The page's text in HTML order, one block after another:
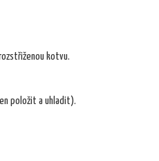
kotvu.
položit a uhladit).